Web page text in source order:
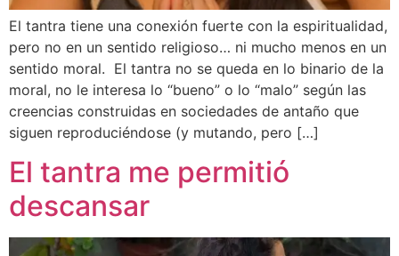
El tantra tiene una conexión fuerte con la espiritualidad,
pero no en un sentido religioso… ni mucho menos en un
sentido moral. El tantra no se queda en lo binario de la
moral, no le interesa lo “bueno” o lo “malo” según las
creencias construidas en sociedades de antaño que
siguen reproduciéndose (y mutando, pero […]
El tantra me permitió
descansar